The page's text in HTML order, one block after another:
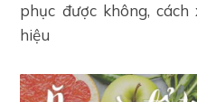
phục được không,
hiệu